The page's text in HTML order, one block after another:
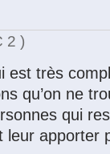
2 )
est très
qu’on ne
qui
leur apporter